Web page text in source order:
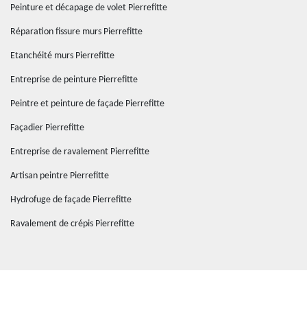
Peinture et décapage de volet Pierrefitte
Réparation fissure murs Pierrefitte
Etanchéité murs Pierrefitte
Entreprise de peinture Pierrefitte
Peintre et peinture de façade Pierrefitte
Façadier Pierrefitte
Entreprise de ravalement Pierrefitte
Artisan peintre Pierrefitte
Hydrofuge de façade Pierrefitte
Ravalement de crépis Pierrefitte